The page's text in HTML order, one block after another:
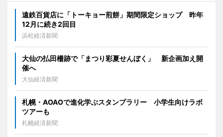
遠鉄百貨店に「トーキョー煎餅」期間限定ショップ 昨年
12月に続き2回目
浜松経済新聞
大仙の払田柵跡で「まつり彩夏せんぼく」 新企画加え開
催へ
大仙経済新聞
札幌・AOAOで進化学ぶスタンプラリー 小学生向けラボ
ツアーも
札幌経済新聞